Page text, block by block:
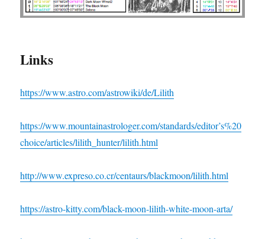
Links
https://www.astro.com/astrowiki/de/Lilith
https://www.mountainastrologer.com/standards/editor’s%20
choice/articles/lilith_hunter/lilith.html
http://www.expreso.co.cr/centaurs/blackmoon/lilith.html
https://astro-kitty.com/black-moon-lilith-white-moon-arta/